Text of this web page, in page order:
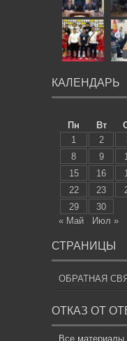
КАЛЕНДАРЬ
Пн
Вт
1
2
8
9
15
16
22
23
29
30
« Май
Июл »
СТРАНИЦЫ
ОБРАТНАЯ
ОТКАЗ ОТ
Все